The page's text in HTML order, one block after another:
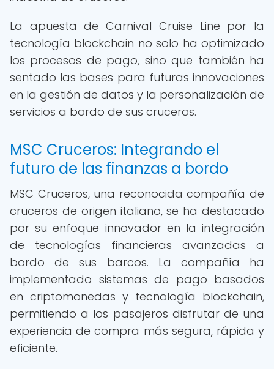
La apuesta de Carnival Cruise Line por la
tecnología blockchain no solo ha optimizado
los procesos de pago, sino que también ha
sentado las bases para futuras innovaciones
en la gestión de datos y la personalización de
servicios a bordo de sus cruceros.
MSC Cruceros: Integrando el
futuro de las finanzas a bordo
MSC Cruceros, una reconocida compañía de
cruceros de origen italiano, se ha destacado
por su enfoque innovador en la integración
de tecnologías financieras avanzadas a
bordo de sus barcos. La compañía ha
implementado sistemas de pago basados
en criptomonedas y tecnología blockchain,
permitiendo a los pasajeros disfrutar de una
experiencia de compra más segura, rápida y
eficiente.